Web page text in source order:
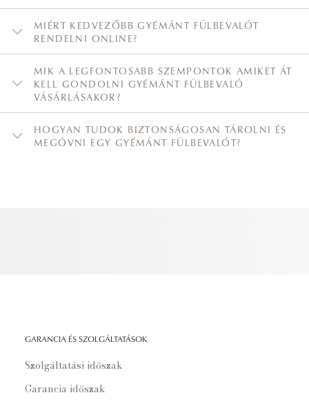
MIÉRT KEDVEZŐBB GYÉMÁNT FÜLBEVALÓT
RENDELNI ONLINE?
MIK A LEGFONTOSABB SZEMPONTOK AMIKET ÁT
KELL GONDOLNI GYÉMÁNT FÜLBEVALÓ
VÁSÁRLÁSAKOR?
HOGYAN TUDOK BIZTONSÁGOSAN TÁROLNI ÉS
MEGÓVNI EGY GYÉMÁNT FÜLBEVALÓT?
GARANCIA ÉS SZOLGÁLTATÁSOK
Szolgáltatási időszak
Garancia időszak